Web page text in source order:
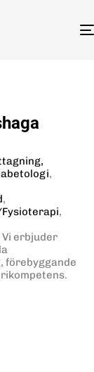
,
,
,
erbjuder
förebyggande